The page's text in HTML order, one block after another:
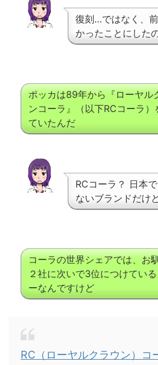
復刻…ではなく、
かったことにした
ポッカは89年から『ローヤル
ンコーラ』（以下RCコーラ）
ていたんだ
RCコーラ？ 日本
ないブランドだけ
コーラの世界シェアでは、お
２社に次いで3位につけてい
ーなんですけど
RC（ローヤルクラウン）